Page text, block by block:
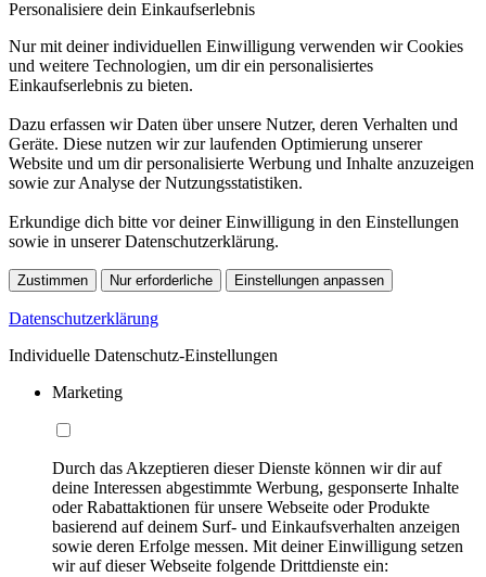
Personalisiere dein Einkaufserlebnis
Nur mit deiner individuellen Einwilligung verwenden wir Cookies
und weitere Technologien, um dir ein personalisiertes
Einkaufserlebnis zu bieten.
Dazu erfassen wir Daten über unsere Nutzer, deren Verhalten und
Geräte. Diese nutzen wir zur laufenden Optimierung unserer
Website und um dir personalisierte Werbung und Inhalte anzuzeigen
sowie zur Analyse der Nutzungsstatistiken.
Erkundige dich bitte vor deiner Einwilligung in den Einstellungen
sowie in unserer Datenschutzerklärung.
Zustimmen Nur erforderliche Einstellungen anpassen
Datenschutzerklärung
Individuelle Datenschutz-Einstellungen
Marketing
Durch das Akzeptieren dieser Dienste können wir dir auf
deine Interessen abgestimmte Werbung, gesponserte Inhalte
oder Rabattaktionen für unsere Webseite oder Produkte
basierend auf deinem Surf- und Einkaufsverhalten anzeigen
sowie deren Erfolge messen. Mit deiner Einwilligung setzen
wir auf dieser Webseite folgende Drittdienste ein: